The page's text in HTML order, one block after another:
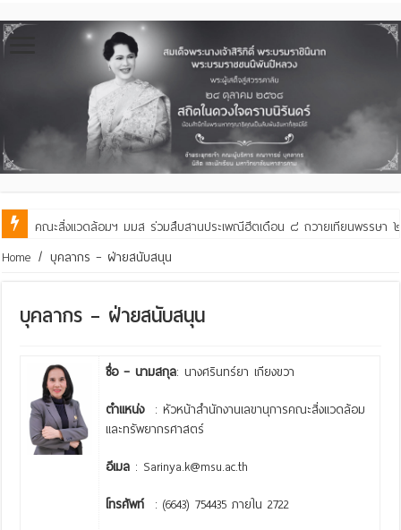
คณะสิ่งแวดล้อมฯ มมส ร่วมสืบสานประเพณีฮีตเดือน ๘ ถวายเทียนพรรษา ๒
Home / บุคลากร – ฝ่ายสนับสนุน
บุคลากร – ฝ่ายสนับสนุน
ชื่อ – นามสกุล: นางศรินทร์ยา เกียงขวา
ตำแหน่ง: หัวหน้าสำนักงานเลขานุการคณะสิ่งแวดล้อม
และทรัพยากรศาสตร์
อีเมล : Sarinya.k@msu.ac.th
โทรศัพท์: (6643) 754435 ภายใน 2722